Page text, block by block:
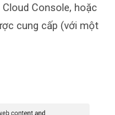
Console, hoặc
cung cấp (với một